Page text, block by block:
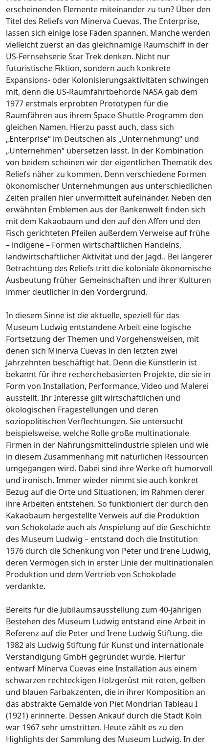
erscheinenden Elemente miteinander zu tun? Über den
Titel des Reliefs von Minerva Cuevas, The Enterprise,
lassen sich einige lose Fäden spannen. Manche werden
vielleicht zuerst an das gleichnamige Raumschiff in der
US-Fernsehserie Star Trek denken. Nicht nur
futuristische Fiktion, sondern auch konkrete
Expansions- oder Kolonisierungsaktivitäten schwingen
mit, denn die US-Raumfahrtbehörde NASA gab dem
1977 erstmals erprobten Prototypen für die
Raumfähren aus ihrem Space-Shuttle-Programm den
gleichen Namen. Hierzu passt auch, dass sich
„Enterprise“ im Deutschen als „Unternehmung“ und
„Unternehmen“ übersetzen lässt. In der Kombination
von beidem scheinen wir der eigentlichen Thematik des
Reliefs näher zu kommen. Denn verschiedene Formen
ökonomischer Unternehmungen aus unterschiedlichen
Zeiten prallen hier unvermittelt aufeinander. Neben den
erwähnten Emblemen aus der Bankenwelt finden sich
mit dem Kakaobaum und den auf den Affen und den
Fisch gerichteten Pfeilen außerdem Verweise auf frühe
– indigene – Formen wirtschaftlichen Handelns,
landwirtschaftlicher Aktivität und der Jagd.. Bei längerer
Betrachtung des Reliefs tritt die koloniale ökonomische
Ausbeutung früher Gemeinschaften und ihrer Kulturen
immer deutlicher in den Vordergrund.
In diesem Sinne ist die aktuelle, speziell für das
Museum Ludwig entstandene Arbeit eine logische
Fortsetzung der Themen und Vorgehensweisen, mit
denen sich Minerva Cuevas in den letzten zwei
Jahrzehnten beschäftigt hat. Denn die Künstlerin ist
bekannt für ihre recherchebasierten Projekte, die sie in
Form von Installation, Performance, Video und Malerei
ausstellt. Ihr Interesse gilt wirtschaftlichen und
ökologischen Fragestellungen und deren
soziopolitischen Verflechtungen. Sie untersucht
beispielsweise, welche Rolle große multinationale
Firmen in der Nahrungsmittelindustrie spielen und wie
in diesem Zusammenhang mit natürlichen Ressourcen
umgegangen wird. Dabei sind ihre Werke oft humorvoll
und ironisch. Immer wieder nimmt sie auch konkret
Bezug auf die Orte und Situationen, im Rahmen derer
ihre Arbeiten entstehen. So funktioniert der durch den
Kakaobaum hergestellte Verweis auf die Produktion
von Schokolade auch als Anspielung auf die Geschichte
des Museum Ludwig – entstand doch die Institution
1976 durch die Schenkung von Peter und Irene Ludwig,
deren Vermögen sich in erster Linie der multinationalen
Produktion und dem Vertrieb von Schokolade
verdankte.
Bereits für die Jubiläumsausstellung zum 40-jährigen
Bestehen des Museum Ludwig entstand eine Arbeit in
Referenz auf die Peter und Irene Ludwig Stiftung, die
1982 als Ludwig Stiftung für Kunst und internationale
Verständigung GmbH gegründet wurde. Hierfür
entwarf Minerva Cuevas eine Installation aus einem
schwarzen rechteckigen Holzgerüst mit roten, gelben
und blauen Farbakzenten, die in ihrer Komposition an
das abstrakte Gemälde von Piet Mondrian Tableau I
(1921) erinnerte. Dessen Ankauf durch die Stadt Köln
war 1967 sehr umstritten. Heute zählt es zu den
Highlights der Sammlung des Museum Ludwig. In der